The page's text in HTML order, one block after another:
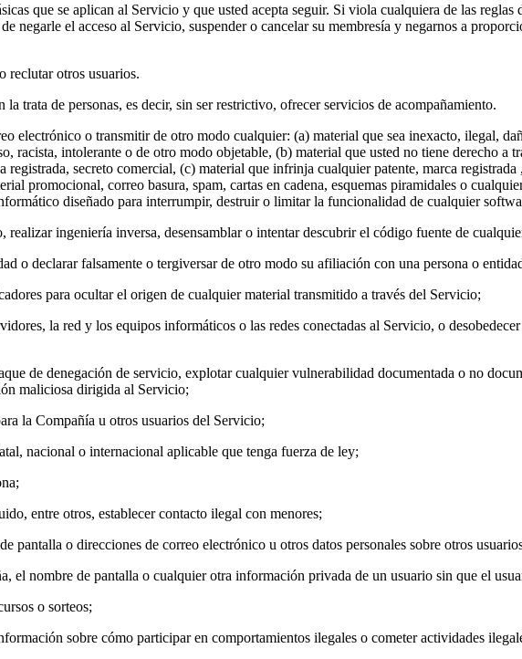
que se aplican al Servicio y que usted acepta seguir. Si viola cualquiera de las
negarle el acceso al Servicio, suspender o cancelar su membresía y negarnos a
reclutar otros usuarios.
la trata de personas, es decir, sin ser restrictivo, ofrecer servicios de acompañamiento.
electrónico o transmitir de otro modo cualquier: (a) material que sea inexacto, ilegal,
racista, intolerante o de otro modo objetable, (b) material que usted no tiene derecho
secreto comercial, (c) material que infrinja cualquier patente, marca
promocional, correo basura, spam, cartas en cadena, esquemas piramidales o
diseñado para interrumpir, destruir o limitar la funcionalidad de cualquier
ingeniería inversa, desensamblar o intentar descubrir el código fuente de
o declarar falsamente o tergiversar de otro modo su afiliación con una persona o
para ocultar el origen de cualquier material transmitido a través del Servicio;
la red y los equipos informáticos o las redes conectadas al Servicio, o
de denegación de servicio, explotar cualquier vulnerabilidad documentada o no
maliciosa dirigida al Servicio;
la Compañía u otros usuarios del Servicio;
nacional o internacional aplicable que tenga fuerza de ley;
entre otros, establecer contacto ilegal con menores;
pantalla o direcciones de correo electrónico u otros datos personales sobre otros
el nombre de pantalla o cualquier otra información privada de un usuario sin que el
o sorteos;
sobre cómo participar en comportamientos ilegales o cometer actividades